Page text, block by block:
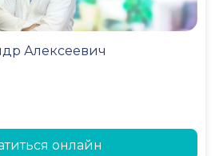
Алексеевич
онлайн